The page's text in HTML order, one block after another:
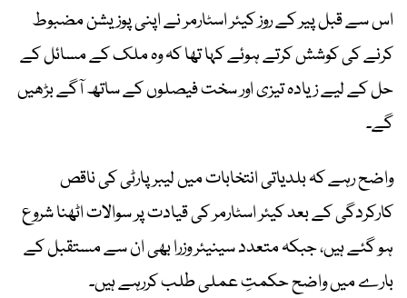
اس سے قبل پیر کے روز کیئر اسٹارمر نے اپنی پوزیشن مضبوط
کرنے کی کوشش کرتے ہوئے کہا تھا کہ وہ ملک کے مسائل کے
حل کے لیے زیادہ تیزی اور سخت فیصلوں کے ساتھ آگے بڑھیں
گے۔
واضح رہے کہ بلدیاتی انتخابات میں لیبر پارٹی کی ناقص
کارکردگی کے بعد کیئر اسٹارمر کی قیادت پر سوالات اٹھنا شروع
ہو گئے ہیں، جبکہ متعدد سینیئر وزرا بھی ان سے مستقبل کے
بارے میں واضح حکمتِ عملی طلب کررہے ہیں۔